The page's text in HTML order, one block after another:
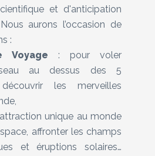
et d'anticipation
aurons l’occasion de
:
Voyage : pour voler
au dessus des 5
les merveilles
attraction unique au monde
affronter les champs
et éruptions solaires…